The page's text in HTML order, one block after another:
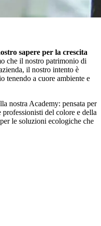
sapere per la crescita
che il nostro patrimonio di
il nostro intento è
tenendo a cuore ambiente e
nostra Academy: pensata per
del colore e della
le soluzioni ecologiche che